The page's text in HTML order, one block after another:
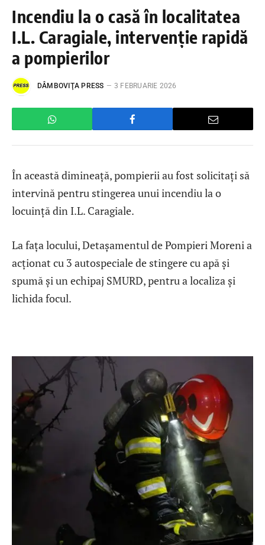
Incendiu la o casă în localitatea
I.L. Caragiale, intervenție rapidă
a pompierilor
DÂMBOVIŢA PRESS 3 FEBRUARIE 2026
În această dimineață, pompierii au fost solicitați să
intervină pentru stingerea unui incendiu la o
locuință din I.L. Caragiale.
La fața locului, Detașamentul de Pompieri Moreni a
acționat cu 3 autospeciale de stingere cu apă și
spumă și un echipaj SMURD, pentru a localiza și
lichida focul.